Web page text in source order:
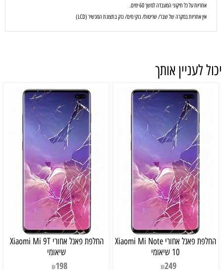
אחריות על כל תיקוני המעבדה למשך 60 ימים.
אין אחריות במקרה של שבר/ שריטות/ נזקי מים/ נזק בתצוגת המכשיר (LCD)
יכול לעניין אותך
‏החלפת פאנל אחורי Xiaomi Mi Note
10 שיאומי
₪249
‏החלפת פאנל אחורי Xiaomi Mi 9T
שיאומי
₪198